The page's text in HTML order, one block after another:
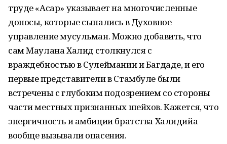
труде «Асар» указывает на многочисленные
доносы, которые сыпались в Духовное
управление мусульман. Можно добавить, что
сам Маулана Халид столкнулся с
враждебностью в Сулеймании и Багдаде, и его
первые представители в Стамбуле были
встречены с глубоким подозрением со стороны
части местных признанных шейхов. Кажется, что
энергичность и амбиции братства Халидийа
вообще вызывали опасения.